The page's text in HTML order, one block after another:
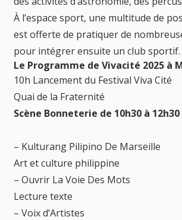
À l’espace sport, une multitude de
est offerte de pratiquer de
pour intégrer ensuite un club sportif.
Le Programme de Vivacité 2025 à
10h Lancement du Festival Viva Cité
Quai de la Fraternité
Scène Bonneterie de 10h30 à 12h30
– Kulturang Pilipino De Marseille
Art et culture philippine
– Ouvrir La Voie Des Mots
Lecture texte
– Voix d’Artistes